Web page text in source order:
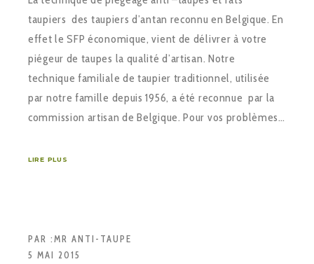
taupiers des taupiers d’antan reconnu en Belgique. En
effet le SFP économique, vient de délivrer à votre
piégeur de taupes la qualité d’artisan. Notre
technique familiale de taupier traditionnel, utilisée
par notre famille depuis 1956, a été reconnue par la
commission artisan de Belgique. Pour vos problèmes…
LIRE PLUS
PAR :MR ANTI-TAUPE
5 MAI 2015